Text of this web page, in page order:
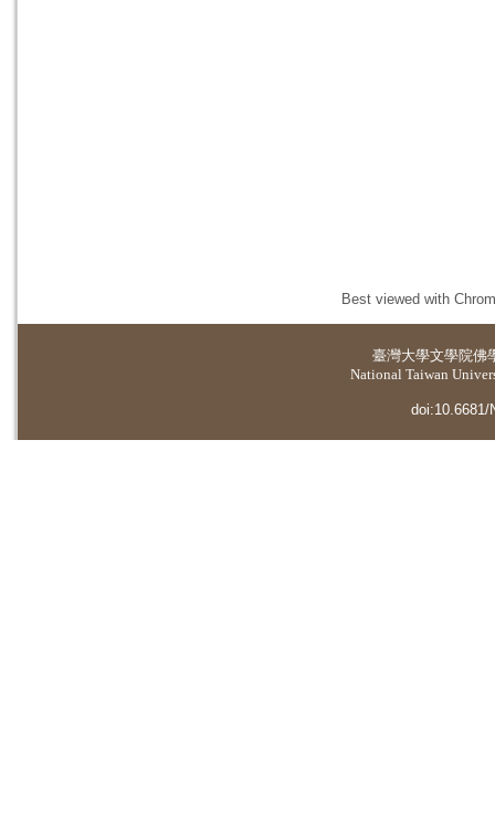
Best viewed with
臺灣大學文學院佛
National Taiwan
doi:10.6681/